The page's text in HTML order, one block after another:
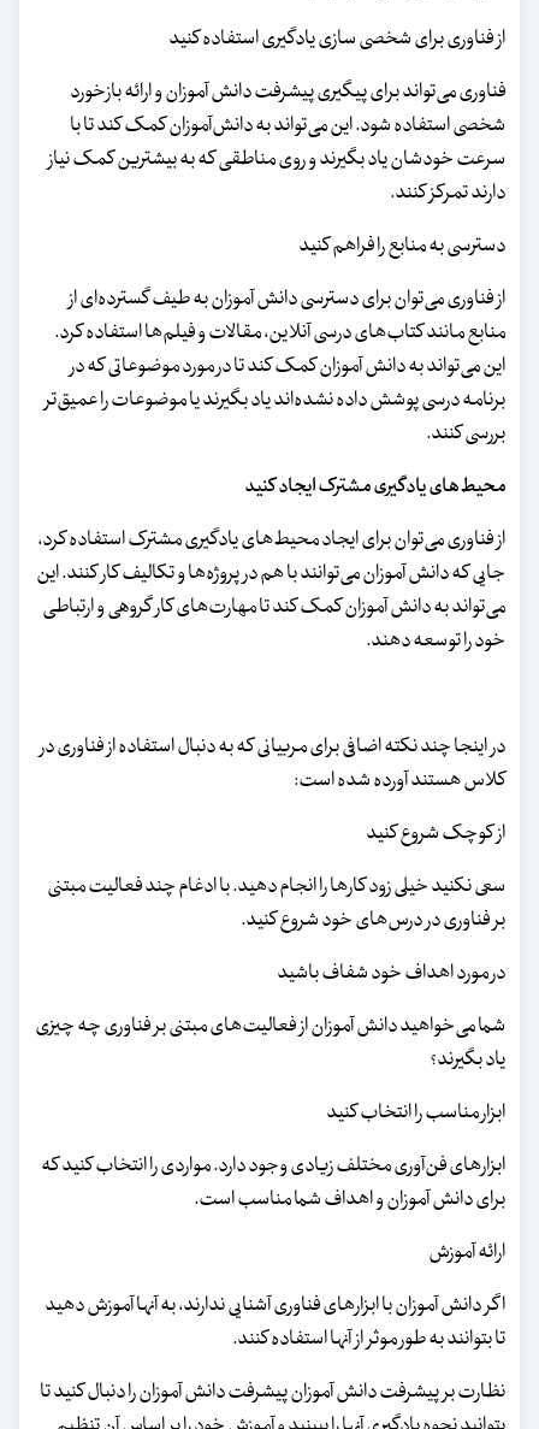
از فناوری برای شخصی سازی یادگیری استفاده کنید
فناوری می‌تواند برای پیگیری پیشرفت دانش آموزان و ارائه بازخورد
شخصی استفاده شود. این می‌تواند به دانش‌آموزان کمک کند تا با
سرعت خودشان یاد بگیرند و روی مناطقی که به بیشترین کمک نیاز
دارند تمرکز کنند.
دسترسی به منابع را فراهم کنید
از فناوری می‌توان برای دسترسی دانش آموزان به طیف گسترده‌ای از
منابع مانند کتاب‌های درسی آنلاین، مقالات و فیلم‌ها استفاده کرد.
این می‌تواند به دانش آموزان کمک کند تا در مورد موضوعاتی که در
برنامه درسی پوشش داده نشده‌اند یاد بگیرند یا موضوعات را عمیق‌تر
بررسی کنند.
محیط‌های یادگیری مشترک ایجاد کنید
از فناوری می‌توان برای ایجاد محیط‌های یادگیری مشترک استفاده کرد،
جایی که دانش آموزان می‌توانند با هم در پروژه‌ها و تکالیف کار کنند. این
می‌تواند به دانش آموزان کمک کند تا مهارت‌های کار گروهی و ارتباطی
خود را توسعه دهند.
در اینجا چند نکته اضافی برای مربیانی که به دنبال استفاده از فناوری در
کلاس هستند آورده شده است:
از کوچک شروع کنید
سعی نکنید خیلی زود کارها را انجام دهید. با ادغام چند فعالیت مبتنی
بر فناوری در درس‌های خود شروع کنید.
در مورد اهداف خود شفاف باشید
شما می‌خواهید دانش آموزان از فعالیت‌های مبتنی بر فناوری چه چیزی
یاد بگیرند؟
ابزار مناسب را انتخاب کنید
ابزارهای فن‌آوری مختلف زیادی وجود دارد. مواردی را انتخاب کنید که
برای دانش آموزان و اهداف شما مناسب است.
ارائه آموزش
اگر دانش آموزان با ابزارهای فناوری آشنایی ندارند، به آنها آموزش دهید
تا بتوانند به طور موثر از آنها استفاده کنند.
نظارت بر پیشرفت دانش آموزان پیشرفت دانش آموزان را دنبال کنید تا